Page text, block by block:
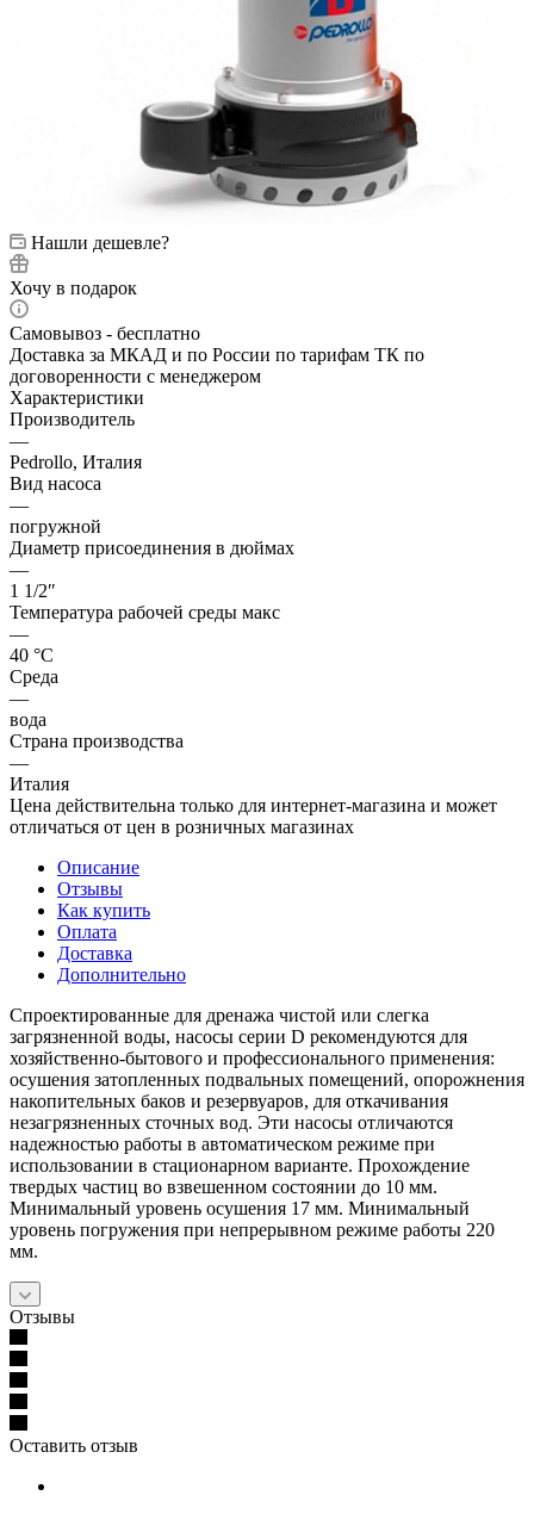
Нашли дешевле?
Хочу в подарок
Самовывоз - бесплатно
Доставка за МКАД и по России по тарифам ТК по
договоренности с менеджером
Характеристики
Производитель
—
Pedrollo, Италия
Вид насоса
—
погружной
Диаметр присоединения в дюймах
—
1 1/2″
Температура рабочей среды макс
—
40 °С
Среда
—
вода
Страна производства
—
Италия
Цена действительна только для интернет-магазина и может
отличаться от цен в розничных магазинах
Описание
Отзывы
Как купить
Оплата
Доставка
Дополнительно
Спроектированные для дренажа чистой или слегка
загрязненной воды, насосы серии D рекомендуются для
хозяйственно-бытового и профессионального применения:
осушения затопленных подвальных помещений, опорожнения
накопительных баков и резервуаров, для откачивания
незагрязненных сточных вод. Эти насосы отличаются
надежностью работы в автоматическом режиме при
использовании в стационарном варианте. Прохождение
твердых частиц во взвешенном состоянии до 10 мм.
Минимальный уровень осушения 17 мм. Минимальный
уровень погружения при непрерывном режиме работы 220
мм.
Отзывы
Оставить отзыв